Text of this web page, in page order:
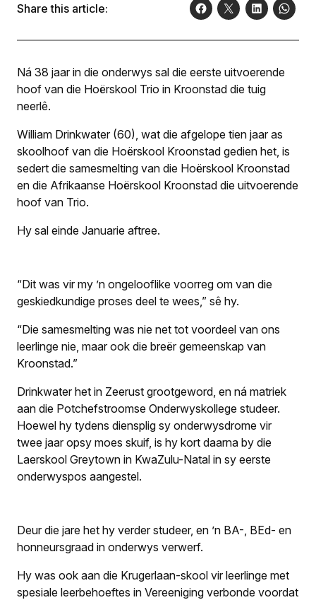
Share this article:
Ná 38 jaar in die onderwys sal die eerste uitvoerende
hoof van die Hoërskool Trio in Kroonstad die tuig
neerlê.
William Drinkwater (60), wat die afgelope tien jaar as
skoolhoof van die Hoërskool Kroonstad gedien het, is
sedert die samesmelting van die Hoërskool Kroonstad
en die Afrikaanse Hoërskool Kroonstad die uitvoerende
hoof van Trio.
Hy sal einde Januarie aftree.
“Dit was vir my ’n ongelooflike voorreg om van die
geskiedkundige proses deel te wees,” sê hy.
“Die samesmelting was nie net tot voordeel van ons
leerlinge nie, maar ook die breër gemeenskap van
Kroonstad.”
Drinkwater het in Zeerust grootgeword, en ná matriek
aan die Potchefstroomse Onderwyskollege studeer.
Hoewel hy tydens diensplig sy onderwysdrome vir
twee jaar opsy moes skuif, is hy kort daarna by die
Laerskool Greytown in KwaZulu-Natal in sy eerste
onderwyspos aangestel.
Deur die jare het hy verder studeer, en ’n BA-, BEd- en
honneursgraad in onderwys verwerf.
Hy was ook aan die Krugerlaan-skool vir leerlinge met
spesiale leerbehoeftes in Vereeniging verbonde voordat